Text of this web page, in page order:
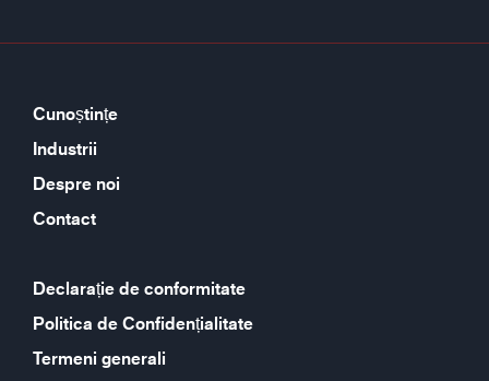
Cunoștințe
Industrii
Despre noi
Contact
Declarație de conformitate
Politica de Confidențialitate
Termeni generali